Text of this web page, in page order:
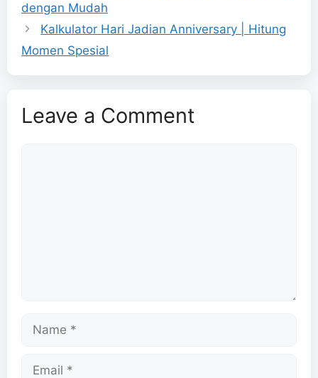
dengan Mudah
Kalkulator Hari Jadian Anniversary | Hitung
Momen Spesial
Leave a Comment
Name
Email